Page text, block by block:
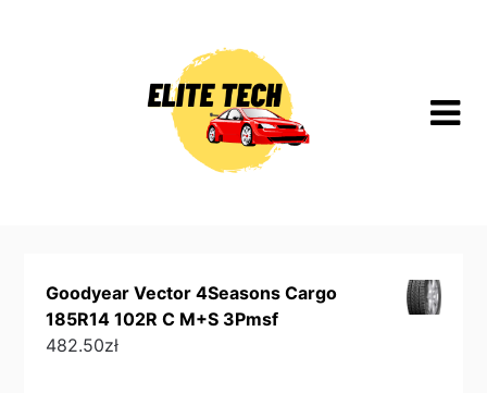
Goodyear Vector 4Seasons Cargo
185R14 102R C M+S 3Pmsf
482.50zł